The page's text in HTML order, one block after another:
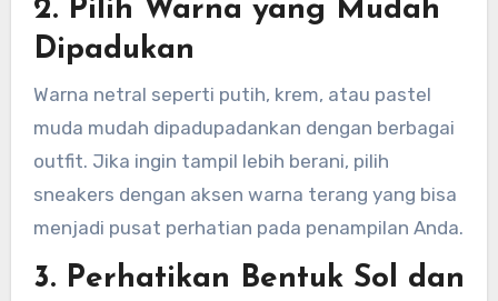
2. Pilih Warna yang Mudah
Dipadukan
Warna netral seperti putih, krem, atau pastel
muda mudah dipadupadankan dengan berbagai
outfit. Jika ingin tampil lebih berani, pilih
sneakers dengan aksen warna terang yang bisa
menjadi pusat perhatian pada penampilan Anda.
3. Perhatikan Bentuk Sol dan